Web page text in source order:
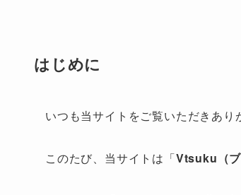
はじめに
いつも当サイトをご覧いただきあり
このたび、当サイトは「Vtsuku（ブ